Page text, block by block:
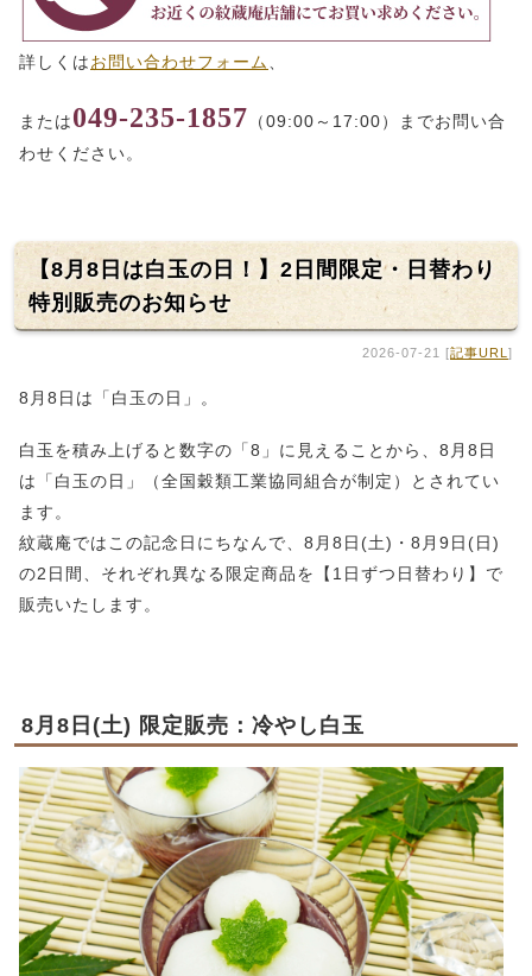
詳しくはお問い合わせフォーム
または049-235-1857 （09:00～17:00）までお問い合
わせください。
【8月8日は白玉の日！】2日間限定・日替わり
特別販売のお知らせ
2026-07-21 [記事URL ]
8月8日は「白玉の日」。
白玉を積み上げると数字の「8」に見えることから、8月8日
は「白玉の日」（全国穀類工業協同組合が制定）とされてい
ます。
紋蔵庵ではこの記念日にちなんで、8月8日(土)・8月9日(日)
の2日間、それぞれ異なる限定商品を【1日ずつ日替わり】で
販売いたします。
8月8日(土) 限定販売：冷やし白玉